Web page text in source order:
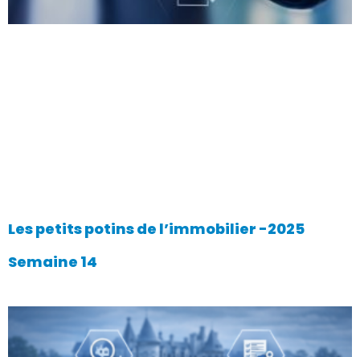
Les petits potins de l’immobilier -2025
Semaine 14